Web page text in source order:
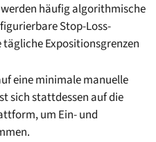
häufig algorithmische
Stop-Loss-
Expositionsgrenzen
eine minimale manuelle
sich stattdessen auf die
um Ein- und